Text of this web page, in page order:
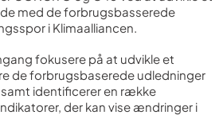
med de forbrugsbasserede
i Klimaalliancen.
fokusere på at udvikle et
de forbrugsbaserede udledninger
identificerer en række
der kan vise ændringer i